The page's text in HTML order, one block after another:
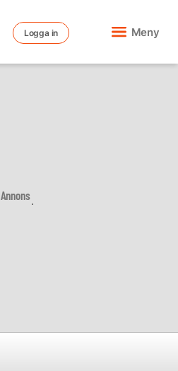
Logga in Meny
Annons